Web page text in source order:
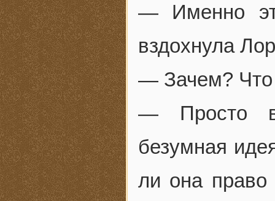
— Именно
вздохнула
— Зачем? Что
— Просто в
безумная
ли она право